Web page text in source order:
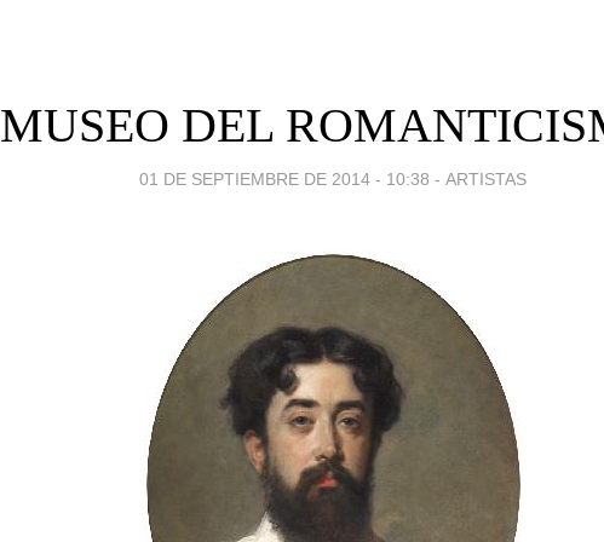
MUSEO DEL
01 DE SEPTIEMBRE DE 2014 - 10:38 - ARTISTAS